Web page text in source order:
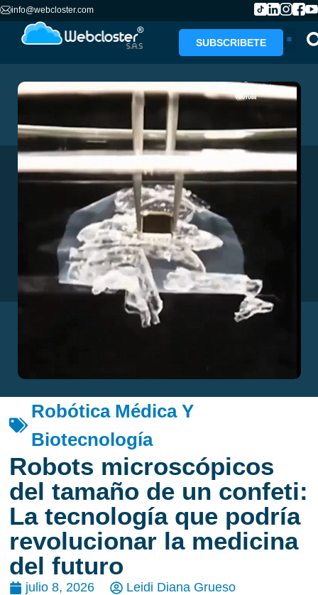
info@webcloster.com
SUBSCRIBETE
Robótica Médica Y
Biotecnología
Robots microscópicos
del tamaño de un confeti:
La tecnología que podría
revolucionar la medicina
del futuro
julio 8, 2026 Leidi Diana Grueso